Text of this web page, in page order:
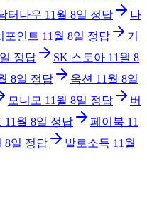
터나우 11월 8일 정답
나
포인트 11월 8일 정답
기
정답 SK 스토아 11월 8
8일 정답 옥션 11월 8일
모니모 11월 8일 정답
버
11월 8일 정답 페이북 11
8일 정답 발로소득 11월